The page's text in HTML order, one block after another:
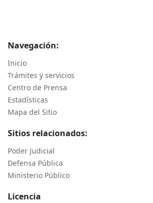
Navegación:
Inicio
Trámites y servicios
Centro de Prensa
Estadísticas
Mapa del Sitio
Sitios relacionados:
Poder Judicial
Defensa Pública
Ministerio Público
Licencia